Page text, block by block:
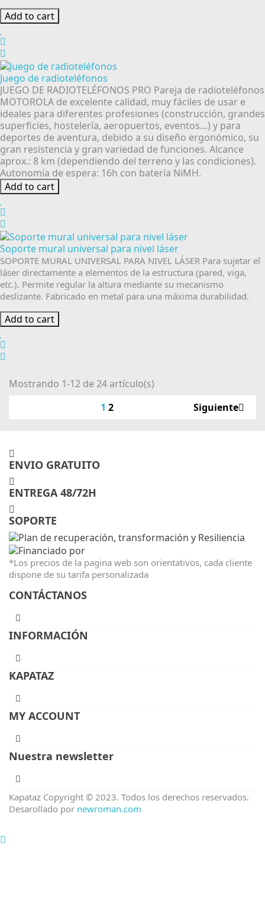
Add to cart
Juego de radioteléfonos
JUEGO DE RADIOTELÉFONOS PRO Pareja de radioteléfonos
MOTOROLA de excelente calidad, muy fáciles de usar e
ideales para diferentes profesiones (construcción, grandes
superficies, hostelería, aeropuertos, eventos…) y para
deportes de aventura, debido a su diseño ergonómico, su
gran resistencia y gran variedad de funciones. Alcance
aprox.: 8 km (dependiendo del terreno y las condiciones).
Autonomía de espera: 16h con batería NiMH.
Add to cart
Soporte mural universal para nivel láser
SOPORTE MURAL UNIVERSAL PARA NIVEL LÁSER Para sujetar el
láser directamente a elementos de la estructura (pared, viga,
etc.). Permite regular la altura mediante su mecanismo
deslizante. Fabricado en metal para una máxima durabilidad.
Add to cart
Mostrando 1-12 de 24 artículo(s)
1 2 Siguiente
ENVIO GRATUITO
ENTREGA 48/72H
SOPORTE
*Los precios de la pagina web son orientativos, cada cliente
dispone de su tarifa personalizada
CONTÁCTANOS
INFORMACIÓN
KAPATAZ
MY ACCOUNT
Nuestra newsletter
Kapataz Copyright © 2023. Todos los derechos reservados.
Desarollado por newroman.com